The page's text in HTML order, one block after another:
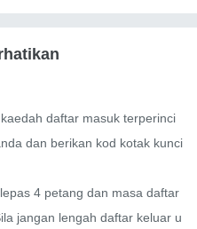
daftar masuk terperinci
dan berikan kod kotak kunci
4 petang dan masa daftar
jangan lengah daftar keluar u